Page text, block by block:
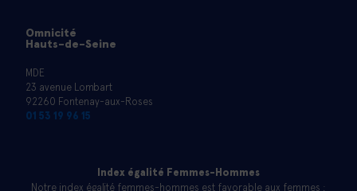
Omnicité
Hauts-de-Seine
MDE
23 avenue Lombart
92260 Fontenay-aux-Roses
01 53 19 96 15
Index égalité Femmes-Hommes
Notre index égalité femmes-hommes est favorable aux femmes :